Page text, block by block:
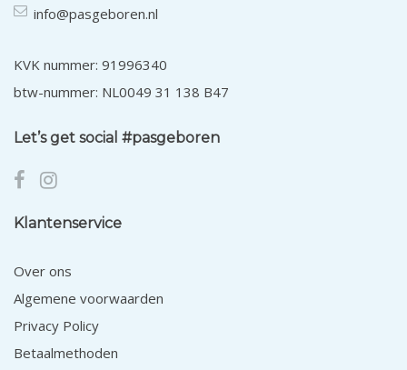
info@pasgeboren.nl
KVK nummer: 91996340
btw-nummer: NL0049 31 138 B47
Let’s get social #pasgeboren
Klantenservice
Over ons
Algemene voorwaarden
Privacy Policy
Betaalmethoden